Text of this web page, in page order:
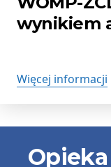
wynikiem
Więcej informacji
kontaktowe